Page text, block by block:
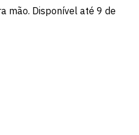
mão. Disponível até 9 de